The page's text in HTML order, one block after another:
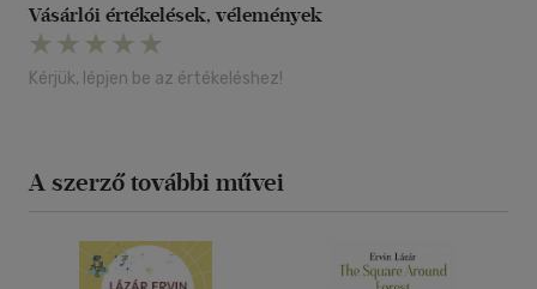
Vásárlói értékelések, vélemények
Kérjük, lépjen be az értékeléshez!
A szerző további művei